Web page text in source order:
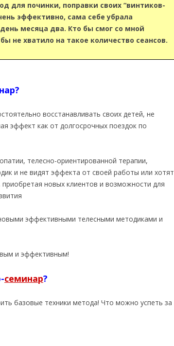
для починки, поправки своих “винтиков-
эффективно, сама себе убрала
месяца два. Кто бы смог со мной
не хватило на такое количество сеансов.
восстанавливать своих детей, не
эффект как от долгосрочных поездок по
телесно-ориентированной терапии,
и не видят эффекта от своей работы или хотят
новых клиентов и возможности для
эффективными телесными методиками и
и эффективным!
семинар?
базовые техники метода! Что можно успеть за